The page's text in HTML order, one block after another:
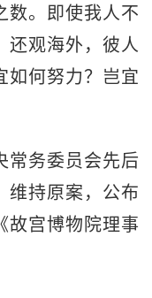
数。即使我人不
还观海外，彼人
如何努力？岂宜
常务委员会先后
维持原案，公布
故宫博物院理事